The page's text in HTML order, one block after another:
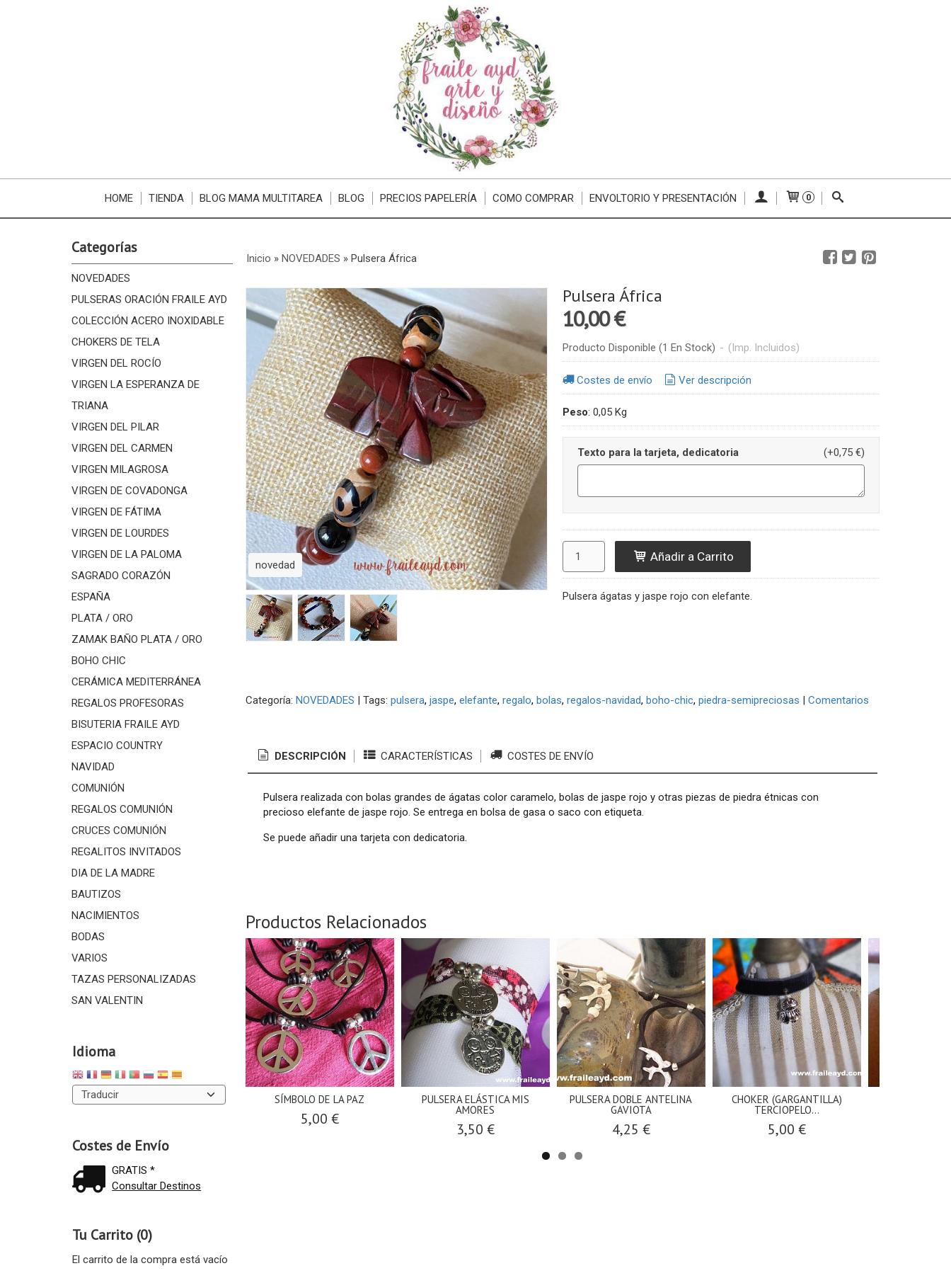
HOME TIENDA BLOG MAMA MULTITAREA BLOG PRECIOS PAPELERÍA COMO COMPRAR ENVOLTORIO Y PRESENTACIÓN 0
Categorías
NOVEDADES
PULSERAS ORACIÓN FRAILE AYD
COLECCIÓN ACERO INOXIDABLE
CHOKERS DE TELA
VIRGEN DEL ROCÍO
VIRGEN LA ESPERANZA DE
TRIANA
VIRGEN DEL PILAR
VIRGEN DEL CARMEN
VIRGEN MILAGROSA
VIRGEN DE COVADONGA
VIRGEN DE FÁTIMA
VIRGEN DE LOURDES
VIRGEN DE LA PALOMA
SAGRADO CORAZÓN
ESPAÑA
PLATA / ORO
ZAMAK BAÑO PLATA / ORO
BOHO CHIC
CERÁMICA MEDITERRÁNEA
REGALOS PROFESORAS
BISUTERIA FRAILE AYD
ESPACIO COUNTRY
NAVIDAD
COMUNIÓN
REGALOS COMUNIÓN
CRUCES COMUNIÓN
REGALITOS INVITADOS
DIA DE LA MADRE
BAUTIZOS
NACIMIENTOS
BODAS
VARIOS
TAZAS PERSONALIZADAS
SAN VALENTIN
Idioma
Costes de Envío
GRATIS *
Consultar Destinos
Tu Carrito (0)
El carrito de la compra está vacío
Inicio » NOVEDADES » Pulsera África
novedad
Pulsera África
10,00 €
Producto Disponible (1 En Stock) - (Imp. Incluidos)
Costes de envío Ver descripción
Peso: 0,05 Kg
Texto para la tarjeta, dedicatoria (+0,75 €)
Añadir a Carrito
Pulsera ágatas y jaspe rojo con elefante.
Categoría: NOVEDADES | Tags: pulsera jaspe elefante regalo bolas regalos-navidad boho-chic piedra-semipreciosas | Comentarios
DESCRIPCIÓN CARACTERÍSTICAS COSTES DE ENVÍO
Pulsera realizada con bolas grandes de ágatas color caramelo, bolas de jaspe rojo y otras piezas de piedra étnicas con
precioso elefante de jaspe rojo. Se entrega en bolsa de gasa o saco con etiqueta.
Se puede añadir una tarjeta con dedicatoria.
Productos Relacionados
SÍMBOLO DE LA PAZ
5,00 €
PULSERA ELÁSTICA MIS
AMORES
3,50 €
PULSERA DOBLE ANTELINA
GAVIOTA
4,25 €
CHOKER (GARGANTILLA)
TERCIOPELO...
5,00 €